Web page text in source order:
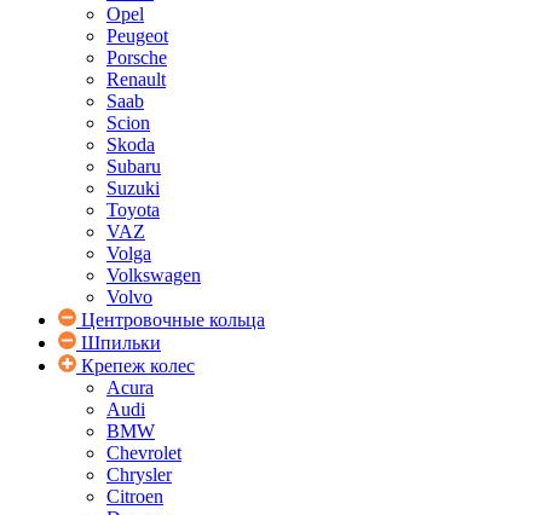
Opel
Peugeot
Porsche
Renault
Saab
Scion
Skoda
Subaru
Suzuki
Toyota
VAZ
Volga
Volkswagen
Volvo
Центровочные кольца
Шпильки
Крепеж колес
Acura
Audi
BMW
Chevrolet
Chrysler
Citroen